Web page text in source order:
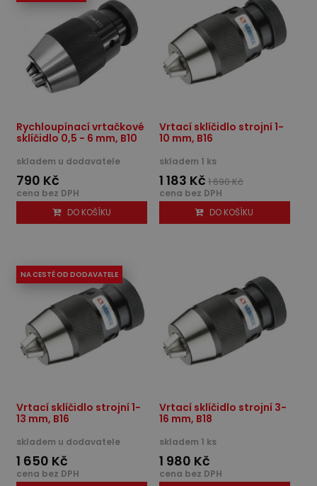
Rychloupínací vrtačkové
sklíčidlo 0,5 - 6 mm, B10
skladem u dodavatele
790 Kč
cena bez DPH
DO KOŠÍKU
Vrtací sklíčidlo strojní 1-
10 mm, B16
skladem 1 ks
1 183 Kč 1 690 Kč
cena bez DPH
DO KOŠÍKU
NA CESTĚ OD DODAVATELE
Vrtací sklíčidlo strojní 1-
13 mm, B16
skladem u dodavatele
1 650 Kč
cena bez DPH
Vrtací sklíčidlo strojní 3-
16 mm, B18
skladem 1 ks
1 980 Kč
cena bez DPH